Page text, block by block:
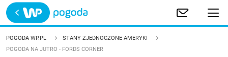
Trwa ładowanie
POLSKA
POGODA WP.PL
STANY ZJEDNOCZONE AMERYKI
POGODA NA JUTRO - FORDS CORNER